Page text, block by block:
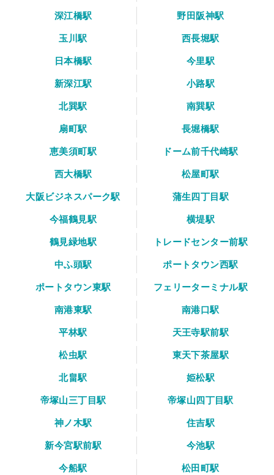
深江橋駅
野田阪神駅
玉川駅
西長堀駅
日本橋駅
今里駅
新深江駅
小路駅
北巽駅
南巽駅
扇町駅
長堀橋駅
恵美須町駅
ドーム前千代崎駅
西大橋駅
松屋町駅
大阪ビジネスパーク駅
蒲生四丁目駅
今福鶴見駅
横堤駅
鶴見緑地駅
トレードセンター前駅
中ふ頭駅
ポートタウン西駅
ポートタウン東駅
フェリーターミナル駅
南港東駅
南港口駅
平林駅
天王寺駅前駅
松虫駅
東天下茶屋駅
北畠駅
姫松駅
帝塚山三丁目駅
帝塚山四丁目駅
神ノ木駅
住吉駅
新今宮駅前駅
今池駅
今船駅
松田町駅